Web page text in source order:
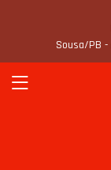
Sousa/PB -